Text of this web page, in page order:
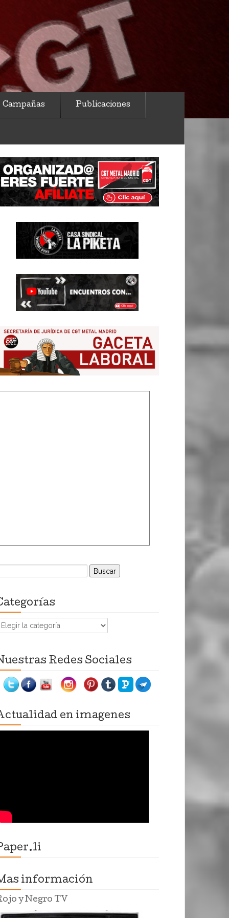
Campañas Publicaciones
Redes Sociales
en imagenes
información
y Negro TV